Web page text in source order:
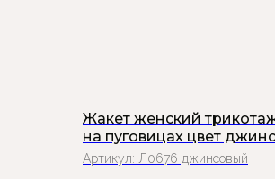
Жакет женский
на пуговицах цвет
Артикул: Л0676 джинсовый